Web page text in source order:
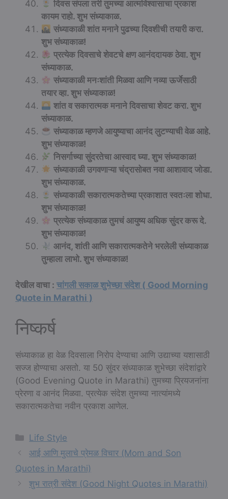
दिवस संपला तरी तुमच्या आत्मविश्वासाचा प्रकाश
कायम राहो. शुभ संध्याकाळ.
संध्याकाळी शांत मनाने पुढच्या दिवशीची तयारी करा.
शुभ संध्याकाळ!
प्रत्येक दिवसाचे शेवटचे क्षण आनंददायक ठेवा. शुभ
संध्याकाळ.
संध्याकाळी मनःशांती मिळवा आणि नव्या ऊर्जेसाठी
तयार व्हा. शुभ संध्याकाळ!
शांत व सकारात्मक मनाने दिवसाचा शेवट करा. शुभ
संध्याकाळ.
संध्याकाळ म्हणजे आयुष्याचा आनंद लुटण्याची वेळ आहे.
शुभ संध्याकाळ!
निसर्गाच्या सुंदरतेचा आस्वाद घ्या. शुभ संध्याकाळ!
संध्याकाळी उगवणाऱ्या चंद्रासोबत नवा आशावाद जोडा.
शुभ संध्याकाळ.
संध्याकाळी सकारात्मकतेच्या प्रकाशात स्वतःला शोधा.
शुभ संध्याकाळ!
प्रत्येक संध्याकाळ तुमचं आयुष्य अधिक सुंदर करू दे.
शुभ संध्याकाळ!
आनंद, शांती आणि सकारात्मकतेने भरलेली संध्याकाळ
तुम्हाला लाभो. शुभ संध्याकाळ!
देखील वाचा : चांगली सकाळ शुभेच्छा संदेश ( Good Morning
Quote in Marathi )
निष्कर्ष
संध्याकाळ हा वेळ दिवसाला निरोप देण्याचा आणि उद्याच्या यशासाठी
सज्ज होण्याचा असतो. या 50 सुंदर संध्याकाळ शुभेच्छा संदेशांद्वारे
(Good Evening Quote in Marathi) तुमच्या प्रियजनांना
प्रेरणा व आनंद मिळवा. प्रत्येक संदेश तुमच्या नात्यांमध्ये
सकारात्मकतेचा नवीन प्रकाश आणेल.
Categories
Life Style
आई आणि मुलाचे प्रेमळ विचार (Mom and Son
Quotes in Marathi)
शुभ रात्री संदेश (Good Night Quotes in Marathi)